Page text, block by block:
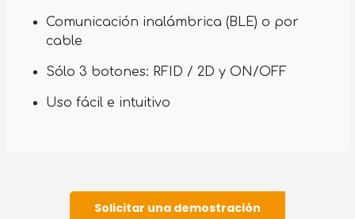
Comunicación inalámbrica (BLE) o por
cable
Sólo 3 botones: RFID / 2D y ON/OFF
Uso fácil e intuitivo
Solicitar una demostración